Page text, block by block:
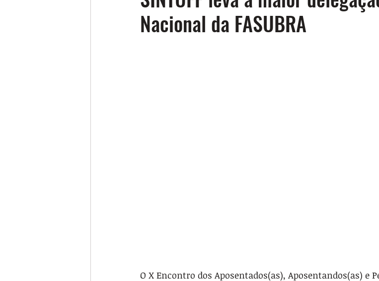
Nacional da FASUBRA
O X Encontro dos Aposentados(as), Aposentandos(as) e